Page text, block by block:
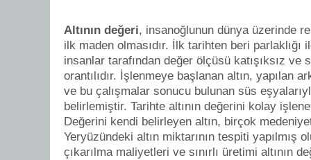
Altının değeri, insanoğlunun dünya üzerinde
ilk maden olmasıdır. İlk tarihten beri parlaklığı
insanlar tarafından değer ölçüsü katışıksız ve
orantılıdır. İşlenmeye başlanan altın, yapılan
ve bu çalışmalar sonucu bulunan süs
belirlemiştir. Tarihte altının değerini kolay
Değerini kendi belirleyen altın, birçok
Yeryüzündeki altın miktarının tespiti yapılmış
çıkarılma maliyetleri ve sınırlı üretimi altının